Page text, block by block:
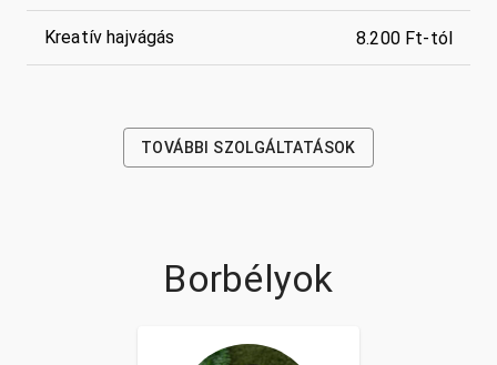
Kreatív hajvágás 8.200 Ft-tól
TOVÁBBI SZOLGÁLTATÁSOK
Borbélyok